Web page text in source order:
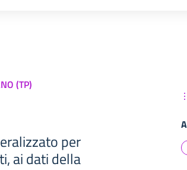
(TP)
per
ai dati della